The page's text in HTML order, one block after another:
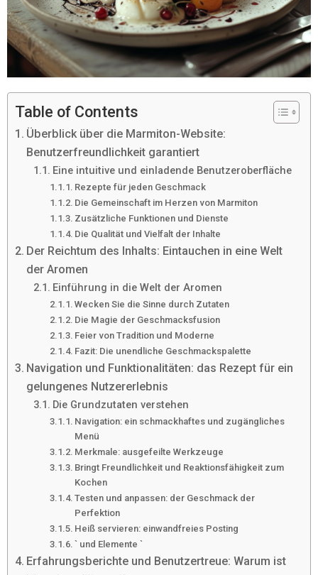
Table of Contents
Überblick über die Marmiton-Website:
Benutzerfreundlichkeit garantiert
Eine intuitive und einladende Benutzeroberfläche
Rezepte für jeden Geschmack
Die Gemeinschaft im Herzen von Marmiton
Zusätzliche Funktionen und Dienste
Die Qualität und Vielfalt der Inhalte
Der Reichtum des Inhalts: Eintauchen in eine Welt
der Aromen
Einführung in die Welt der Aromen
Wecken Sie die Sinne durch Zutaten
Die Magie der Geschmacksfusion
Feier von Tradition und Moderne
Fazit: Die unendliche Geschmackspalette
Navigation und Funktionalitäten: das Rezept für ein
gelungenes Nutzererlebnis
Die Grundzutaten verstehen
Navigation: ein schmackhaftes und zugängliches
Menü
Merkmale: ausgefeilte Werkzeuge
Bringt Freundlichkeit und Reaktionsfähigkeit zum
Kochen
Testen und anpassen: der Geschmack der
Perfektion
Heiß servieren: einwandfreies Posting
` und Elemente `
Erfahrungsberichte und Benutzertreue: Warum ist